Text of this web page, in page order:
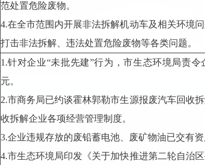
范处置危险废物。
4.在全市范围内开展非法拆解机动车及相关环境
打击非法拆解、违法处置危险废物等各类问题。
1.针对企业“未批先建”行为，市生态环境局责
元。
2.市商务局已约谈霍林郭勒市生源报废汽车回收
收拆解企业各项经营管理制度。
3.企业违规存放的废铅蓄电池、废矿物油已交有资
4.市生态环境局印发《关于加快推进第二轮自治